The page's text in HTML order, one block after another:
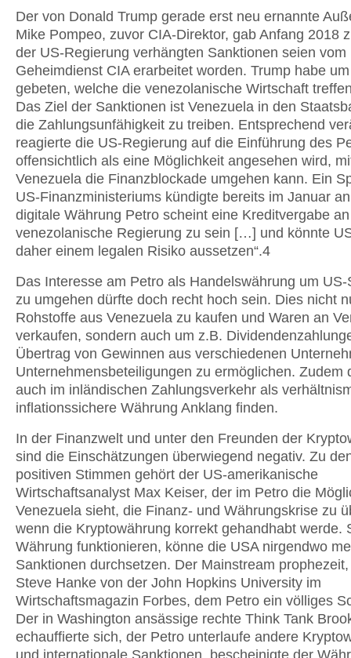
Der von Donald Trump gerade erst neu ernannte
Mike Pompeo, zuvor CIA-Direktor, gab Anfang 2018
der US-Regierung verhängten Sanktionen seien vom
Geheimdienst CIA erarbeitet worden. Trump habe
gebeten, welche die venezolanische Wirtschaft
Das Ziel der Sanktionen ist Venezuela in den
die Zahlungsunfähigkeit zu treiben. Entsprechend
reagierte die US-Regierung auf die Einführung des
offensichtlich als eine Möglichkeit angesehen wird,
Venezuela die Finanzblockade umgehen kann. Ein
US-Finanzministeriums kündigte bereits im Januar an
digitale Währung Petro scheint eine Kreditvergabe
venezolanische Regierung zu sein […] und könnte
daher einem legalen Risiko aussetzen“.4
Das Interesse am Petro als Handelswährung um
zu umgehen dürfte doch recht hoch sein. Dies nicht
Rohstoffe aus Venezuela zu kaufen und Waren an
verkaufen, sondern auch um z.B.
Übertrag von Gewinnen aus verschiedenen
Unternehmensbeteiligungen zu ermöglichen. Zudem
auch im inländischen Zahlungsverkehr als
inflationssichere Währung Anklang finden.
In der Finanzwelt und unter den Freunden der
sind die Einschätzungen überwiegend negativ. Zu
positiven Stimmen gehört der US-amerikanische
Wirtschaftsanalyst Max Keiser, der im Petro die
Venezuela sieht, die Finanz- und Währungskrise zu
wenn die Kryptowährung korrekt gehandhabt werde.
Währung funktionieren, könne die USA nirgendwo
Sanktionen durchsetzen. Der Mainstream
Steve Hanke von der John Hopkins University im
Wirtschaftsmagazin Forbes, dem Petro ein völliges
Der in Washington ansässige rechte Think Tank
echauffierte sich, der Petro unterlaufe andere
und internationale Sanktionen, bescheinigte der